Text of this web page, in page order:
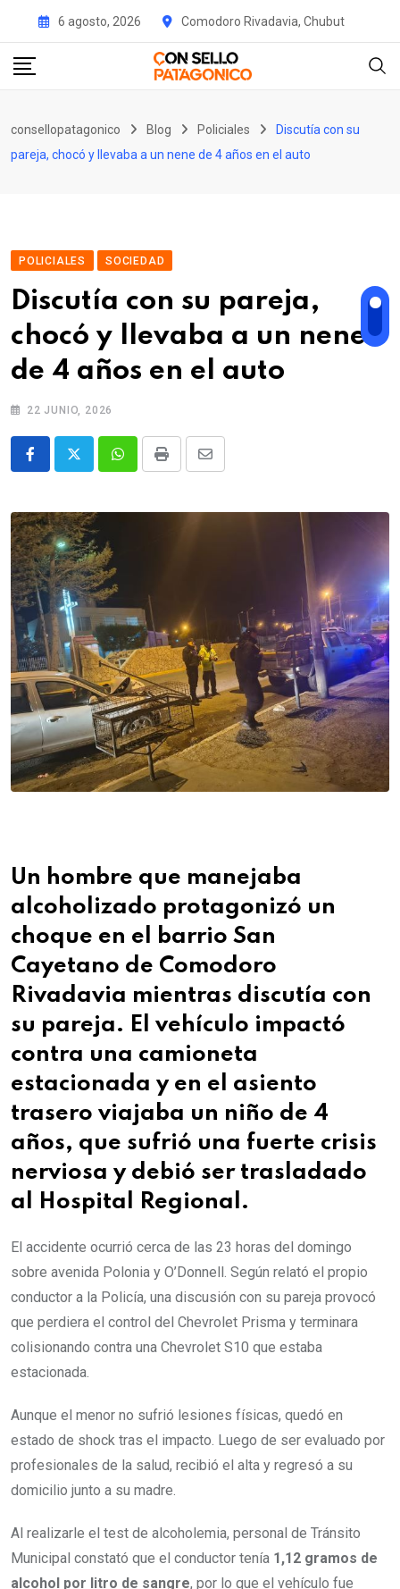
content
6 agosto, 2026 Comodoro Rivadavia, Chubut
consellopatagonico Blog Policiales
Discutía con su
pareja, chocó y llevaba a un nene de 4 años en el auto
POLICIALES SOCIEDAD
Discutía con su pareja,
chocó y llevaba a un nene
de 4 años en el auto
22 JUNIO, 2026
WhatsappPrint
Share
Email
Un hombre que manejaba
alcoholizado protagonizó un
choque en el barrio San
Cayetano de Comodoro
Rivadavia mientras discutía con
su pareja. El vehículo impactó
contra una camioneta
estacionada y en el asiento
trasero viajaba un niño de 4
años, que sufrió una fuerte crisis
nerviosa y debió ser trasladado
al Hospital Regional.
El accidente ocurrió cerca de las 23 horas del domingo
sobre avenida Polonia y O’Donnell. Según relató el propio
conductor a la Policía, una discusión con su pareja provocó
que perdiera el control del Chevrolet Prisma y terminara
colisionando contra una Chevrolet S10 que estaba
estacionada.
Aunque el menor no sufrió lesiones físicas, quedó en
estado de shock tras el impacto. Luego de ser evaluado por
profesionales de la salud, recibió el alta y regresó a su
domicilio junto a su madre.
Al realizarle el test de alcoholemia, personal de Tránsito
Municipal constató que el conductor tenía 1,12 gramos de
alcohol por litro de sangre, por lo que el vehículo fue